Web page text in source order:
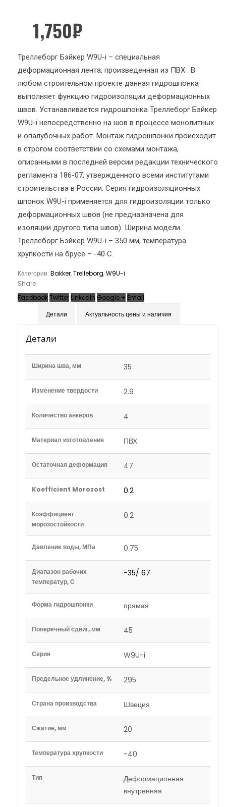
1,750₽
Треллеборг Бэйкер W9U-i – специальная
деформационная лента, произведенная из ПВХ . В
любом строительном проекте данная гидрошпонка
выполняет функцию гидроизоляции деформационных
швов. Устанавливается гидрошпонка Треллеборг Бэйкер
W9U-i непосредственно на шов в процессе монолитных
и опалубочных работ. Монтаж гидрошпонки происходит
в строгом соответствии со схемами монтажа,
описанными в последней версии редакции технического
регламента 186-07, утвержденного всеми институтами
строительства в России. Серия гидроизоляционных
шпонок W9U-i применяется для гидроизоляции только
деформационных швов (не предназначена для
изоляции другого типа швов). Ширина модели
Треллеборг Бэйкер W9U-i – 350 мм, температура
хрупкости на брусе – -40 С.
Категории: Bakker,Trelleborg,W9U-i
Share
FacebookTwitter LinkedIn Google + Email
Детали
Актуальность цены и наличия
Детали
Ширина шва, мм 35
Изменение твердости 2.9
Количество анкеров 4
Материал изготовления ПВХ
Остаточная деформация 47
Koefficient Morozost 0.2
Коэффициент
морозостойкости
0.2
Давление воды, МПа 0.75
Диапазон рабочих
температур, С
-35/ 67
Форма гидрошпонки прямая
Поперечный сдвиг, мм 45
Серия W9U-i
Предельное удлинение, % 295
Страна производства Швеция
Сжатие, мм 20
Температура хрупкости -40
Тип
Деформационная
внутренняя